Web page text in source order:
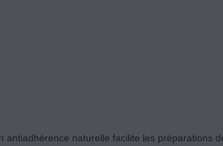
antiadhérence naturelle facilite les préparations